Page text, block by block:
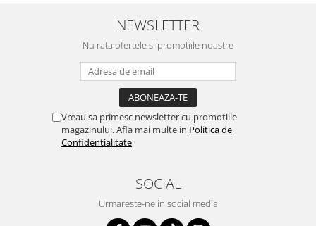
NEWSLETTER
Nu rata ofertele si promotiile noastre
Vreau sa primesc newsletter cu promotiile
magazinului. Afla mai multe in Politica de
Confidentialitate
SOCIAL
Urmareste-ne in social media